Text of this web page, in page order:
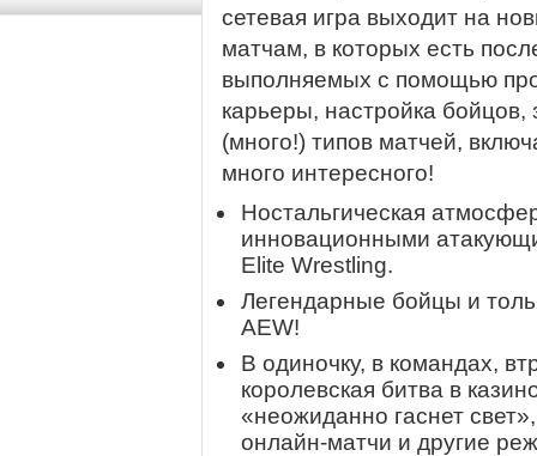
сетевая игра выходит на
матчам, в которых есть
выполняемых с помощью
карьеры, настройка
(много!) типов матчей,
много интересного!
Ностальгическая
инновационными
Elite Wrestling.
Легендарные бойцы и
AEW!
В одиночку, в командах,
королевская битва в
«неожиданно гаснет
онлайн-матчи и другие